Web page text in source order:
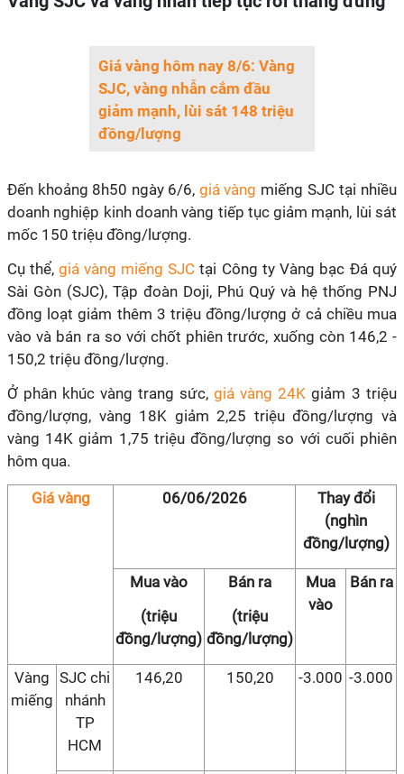
Giá vàng hôm nay 8/6: Vàng
SJC, vàng nhẫn cắm đầu
giảm mạnh, lùi sát 148 triệu
đồng/lượng
Đến khoảng 8h50 ngày 6/6, giá vàng miếng SJC tại nhiều
doanh nghiệp kinh doanh vàng tiếp tục giảm mạnh, lùi sát
mốc 150 triệu đồng/lượng.
Cụ thể, giá vàng miếng SJC tại Công ty Vàng bạc Đá quý
Sài Gòn (SJC), Tập đoàn Doji, Phú Quý và hệ thống PNJ
đồng loạt giảm thêm 3 triệu đồng/lượng ở cả chiều mua
vào và bán ra so với chốt phiên trước, xuống còn 146,2 -
150,2 triệu đồng/lượng.
Ở phân khúc vàng trang sức, giá vàng 24K giảm 3 triệu
đồng/lượng, vàng 18K giảm 2,25 triệu đồng/lượng và
vàng 14K giảm 1,75 triệu đồng/lượng so với cuối phiên
hôm qua.
Giá vàng 06/06/2026
Thay đổi
(nghìn
đồng/lượng)
Mua vào
(triệu
đồng/lượng)
Bán ra
(triệu
đồng/lượng)
Mua
vào
Bán ra
Vàng
miếng
SJC chi
nhánh
TP
HCM
146,20 150,20 -3.000 -3.000